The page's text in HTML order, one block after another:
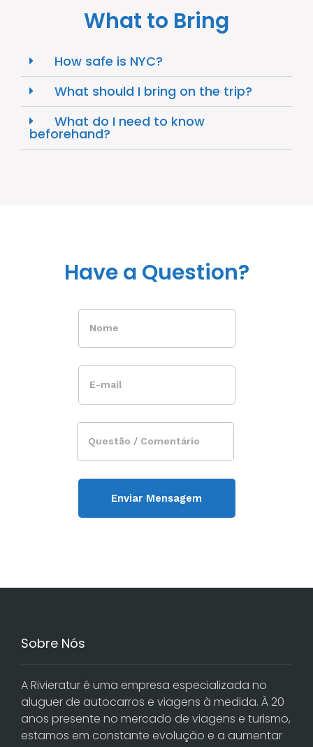
What to Bring
How safe is NYC?
What should I bring on the trip?
What do I need to know
beforehand?
Have a Question?
Sobre Nós
A Rivieratur é uma empresa especializada no
aluguer de autocarros e viagens à medida. À 20
anos presente no mercado de viagens e turismo,
estamos em constante evolução e a aumentar